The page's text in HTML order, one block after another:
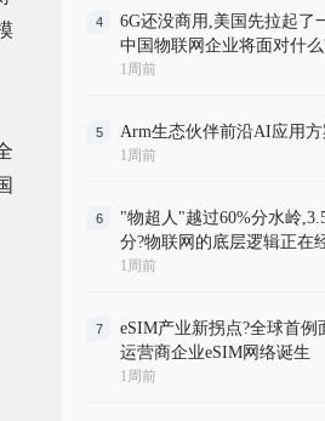
4
6G还没商用,美国先拉起了
中国物联网企业将面对什么
1周前
5 Arm生态伙伴前沿AI应用
1周前
6
"物超人"越过60%分水岭
分?物联网的底层逻辑正在
1周前
7
eSIM产业新拐点?全球首例
运营商企业eSIM网络诞生
1周前